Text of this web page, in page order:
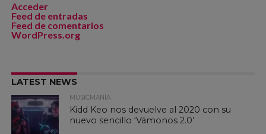
Acceder
Feed de entradas
Feed de comentarios
WordPress.org
LATEST NEWS
MUSICMANÍA
Kidd Keo nos devuelve al 2020 con su
nuevo sencillo ‘Vámonos 2.0’